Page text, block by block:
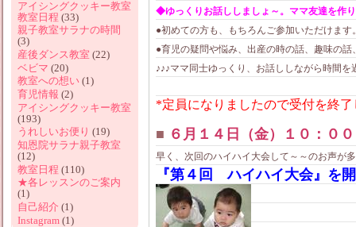
◆ゆっくりお話ししましょ～。ママ友達を作
●初めての方も、もちろんご参加いただけます
●育児の疑問や悩み、出産の時の話、趣味の
♪♪♪ママ同士ゆっくり、お話ししながら時間
*定員になりましたので受付を終
■ ６月１４日（金）１０：０
早く、次回のハイハイ大会して～～のお声が
『第４回 ハイハイ大会』を
アイシングクッキー教室
教室日程 (33)
親子教室サラナの時間
(3)
産後ダンス教室 (22)
ベビマ (20)
教室への想い (1)
育児情報 (2)
アイシングクッキー教室
(193)
うれしいお便り (19)
知恩院サラナ親子教室
(12)
教室日程 (110)
★各レッスンのご案内
(1)
自己紹介 (1)
Instagram (1)